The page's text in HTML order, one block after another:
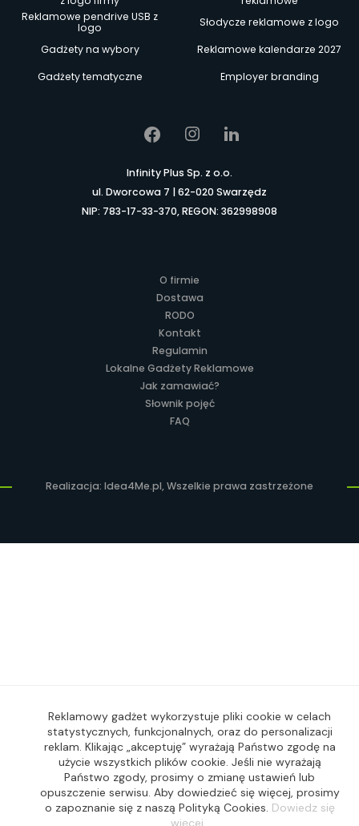
Reklamowe pendrive USB z
logo
Słodycze reklamowe z logo
Gadżety na wybory
Reklamowe kalendarze 2027
Gadżety tematyczne
Employer branding
Infinity Plus Sp. z o.o.
ul. Dworcowa 7 | 62-020 Swarzędz
NIP: 783-17-33-370, REGON: 362998908
O firmie
Dostawa
RODO
Kontakt
Regulamin
Lokalne Gadżety Reklamowe
Jak zamawiać?
Słownik pojęć
FAQ
Realizacja: Idea4Me.pl, Wszelkie prawa zastrzeżone
Reklamowy gadżet wykorzystuje pliki cookie w celach
statystycznych, funkcjonalnych, oraz do personalizacji
reklam. Klikając „akceptuję” wyrażają Państwo zgodę na
użycie wszystkich plików cookie. Jeśli nie wyrażają
Państwo zgody, prosimy o zmianę ustawień lub
opuszczenie serwisu. Aby dowiedzieć się więcej, prosimy
o zapoznanie się z naszą Polityką Cookies. Dowiedz się
więcej.